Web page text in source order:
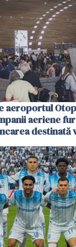
aeroportul
aeriene
destinată